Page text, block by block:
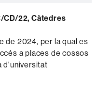
22, Càtedres
de 2024, per la qual es
a places de cossos
d'universitat